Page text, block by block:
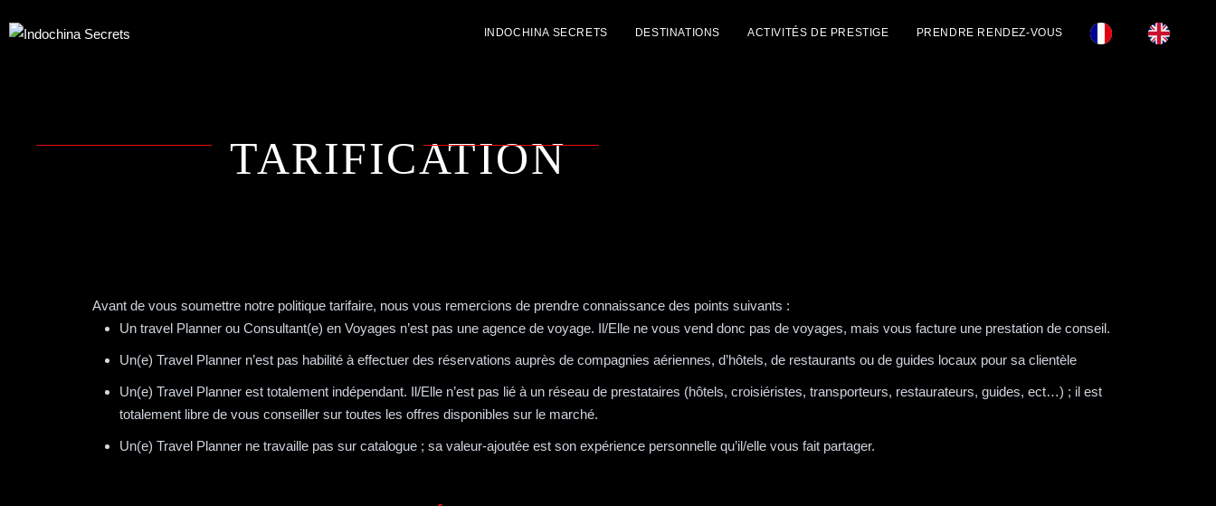
INDOCHINA SECRETS DESTINATIONS ACTIVITÉS DE PRESTIGE PRENDRE RENDEZ-VOUS
TARIFICATION
Avant de vous soumettre notre politique tarifaire, nous vous remercions de prendre connaissance des points suivants :
Un travel Planner ou Consultant(e) en Voyages n’est pas une agence de voyage. Il/Elle ne vous vend donc pas de voyages, mais vous facture une prestation de conseil.
Un(e) Travel Planner n’est pas habilité à effectuer des réservations auprès de compagnies aériennes, d’hôtels, de restaurants ou de guides locaux pour sa clientèle
Un(e) Travel Planner est totalement indépendant. Il/Elle n’est pas lié à un réseau de prestataires (hôtels, croisiéristes, transporteurs, restaurateurs, guides, ect…) ; il est
totalement libre de vous conseiller sur toutes les offres disponibles sur le marché.
Un(e) Travel Planner ne travaille pas sur catalogue ; sa valeur-ajoutée est son expérience personnelle qu’il/elle vous fait partager.